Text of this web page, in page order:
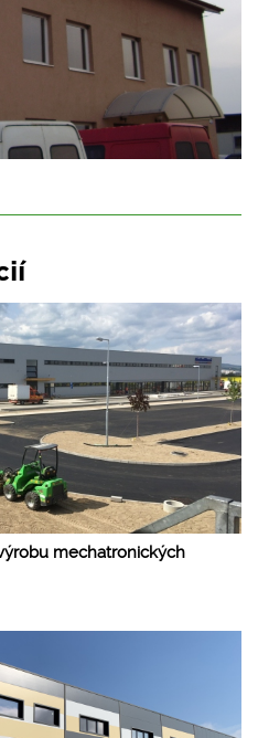
mechatronických